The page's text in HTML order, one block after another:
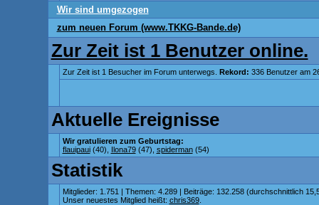
Wir sind umgezogen
zum neuen Forum (www.TKKG-Bande.de)
Zur Zeit ist 1 Benutzer online.
Zur Zeit ist 1 Besucher im Forum unterwegs. Rekord: 336 Benutzer am
Aktuelle Ereignisse
Wir gratulieren zum Geburtstag:
flauipaui(40), Ilona79(47), spiderman(54)
Statistik
Mitglieder: 1.751 | Themen: 4.289 | Beiträge: 132.258 (durchschnittlich
Unser neuestes Mitglied heißt: chris369.